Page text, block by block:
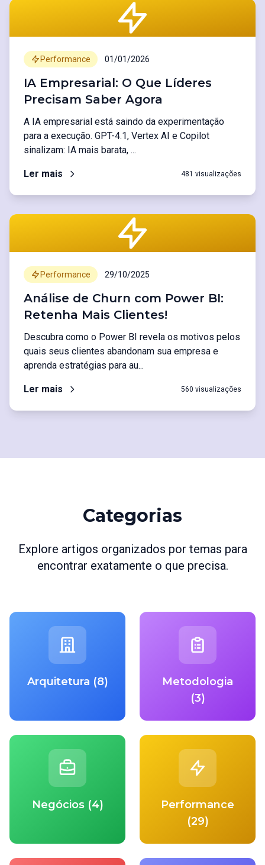
Performance 01/01/2026
IA Empresarial: O Que Líderes
Precisam Saber Agora
A IA empresarial está saindo da experimentação
para a execução. GPT-4.1, Vertex AI e Copilot
sinalizam: IA mais barata, ...
Ler mais 481 visualizações
Performance 29/10/2025
Análise de Churn com Power BI:
Retenha Mais Clientes!
Descubra como o Power BI revela os motivos pelos
quais seus clientes abandonam sua empresa e
aprenda estratégias para au...
Ler mais 560 visualizações
Categorias
Explore artigos organizados por temas para
encontrar exatamente o que precisa.
Arquitetura (8)
Metodologia
(3)
Negócios (4)
Performance
(29)